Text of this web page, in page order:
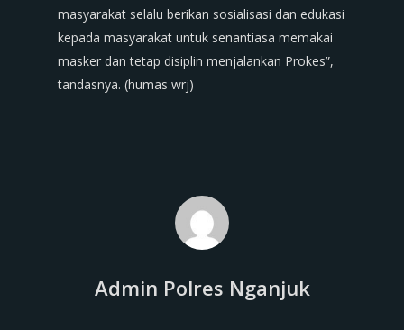
masyarakat selalu berikan sosialisasi dan edukasi
kepada masyarakat untuk senantiasa memakai
masker dan tetap disiplin menjalankan Prokes”,
tandasnya. (humas wrj)
Admin Polres Nganjuk